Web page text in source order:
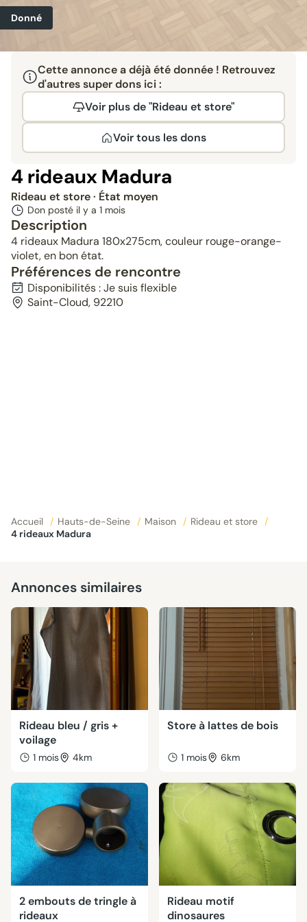
Donné
Cette annonce a déjà été donnée ! Retrouvez
d'autres super dons ici :
Voir plus de "Rideau et store"
Voir tous les dons
4 rideaux Madura
Rideau et store· État moyen
Don posté il y a 1 mois
Description
4 rideaux Madura 180x275cm, couleur rouge-orange-
violet, en bon état.
Préférences de rencontre
Disponibilités : Je suis flexible
Saint-Cloud, 92210
Accueil / Hauts-de-Seine / Maison / Rideau et store
/
4 rideaux Madura
Annonces similaires
Rideau bleu / gris +
voilage
1 mois 4km
Store à lattes de bois
1 mois 6km
2 embouts de tringle à
rideaux
Rideau motif
dinosaures